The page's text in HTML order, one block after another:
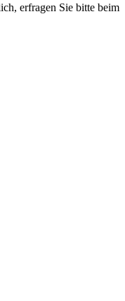
erfragen Sie bitte beim